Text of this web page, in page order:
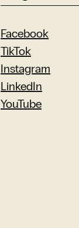
Facebook
TikTok
Instagram
LinkedIn
YouTube